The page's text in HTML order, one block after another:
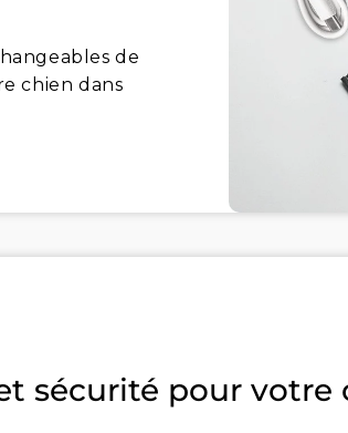
de
chien dans
sécurité pour votre